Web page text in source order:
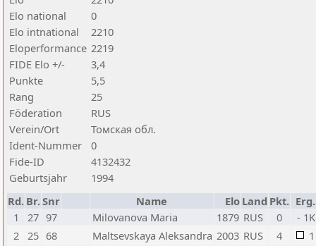
Elo national
0
Elo intnational
2210
Eloperformance 2219
FIDE Elo +/-
3,4
Punkte
5,5
Rang
25
Föderation
RUS
Verein/Ort
Томская обл.
Ident-Nummer
0
Fide-ID
4132432
Geburtsjahr
1994
Rd. Br.Snr Name Elo Land Pkt. Erg.
1
27 97 Milovanova Maria 1879 RUS 0
- 1K
2
25 68 Maltsevskaya Aleksandra 2003 RUS 4
1